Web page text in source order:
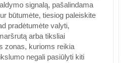
signalą, pašalindama
būtumėte, tiesiog paleiskite
pradėtumėte valyti,
arba tiksliai
zonas, kurioms reikia
negali pasiūlyti kiti